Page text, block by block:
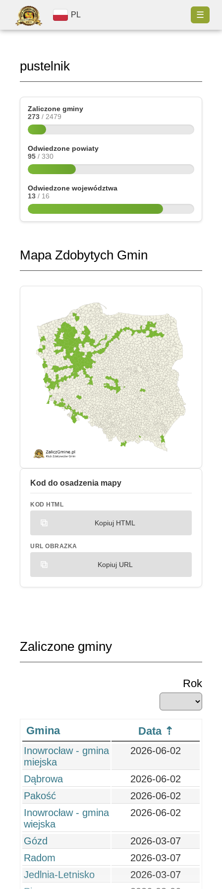
PL ☰
pustelnik
Zaliczone gminy
273 / 2479
Odwiedzone powiaty
95 / 330
Odwiedzone województwa
13 / 16
Mapa Zdobytych Gmin
Kod do osadzenia mapy
KOD HTML
Kopiuj HTML
URL OBRAZKA
Kopiuj URL
Zaliczone gminy
Rok
Gmina Data
Inowrocław - gmina
miejska
2026-06-02
Dąbrowa
2026-06-02
Pakość
2026-06-02
Inowrocław - gmina
wiejska
2026-06-02
Gózd
2026-03-07
Radom
2026-03-07
Jedlnia-Letnisko
2026-03-07